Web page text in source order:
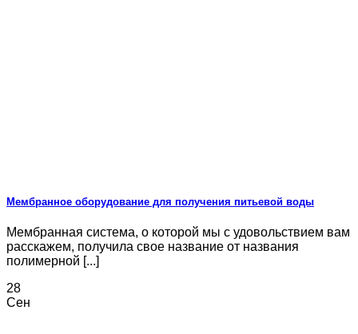
Мембранное оборудование для получения питьевой воды
Мембранная система, о которой мы с удовольствием вам
расскажем, получила свое название от названия
полимерной [...]
28
Сен